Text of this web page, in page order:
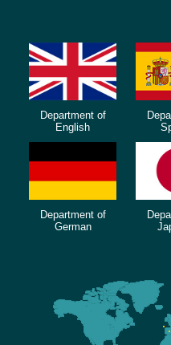
Department of
English
Department of
German